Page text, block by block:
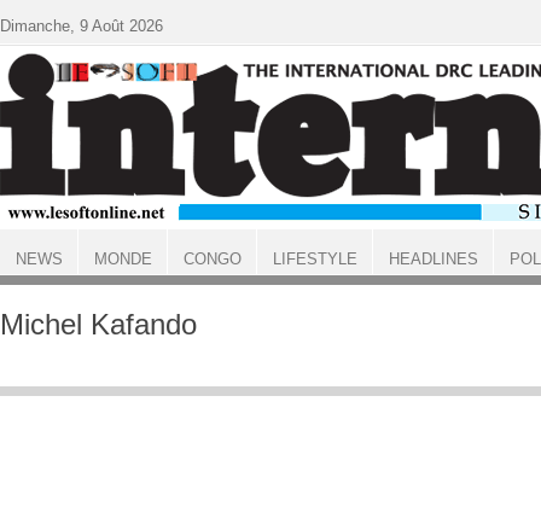
ACCUEIL
Michel Kafando
Dimanche, 9 Août 2026
NEWS MONDE CONGO LIFESTYLE HEADLINES